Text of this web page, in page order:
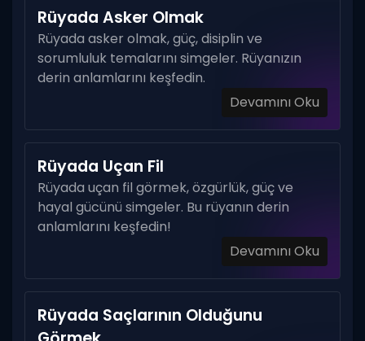
Rüyada Asker Olmak
Rüyada asker olmak, güç, disiplin ve
sorumluluk temalarını simgeler. Rüyanızın
derin anlamlarını keşfedin.
Devamını Oku
Rüyada Uçan Fil
Rüyada uçan fil görmek, özgürlük, güç ve
hayal gücünü simgeler. Bu rüyanın derin
anlamlarını keşfedin!
Devamını Oku
Rüyada Saçlarının Olduğunu